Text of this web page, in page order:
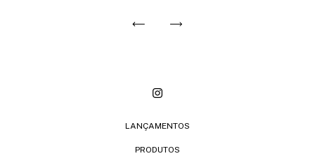
LANÇAMENTOS
PRODUTOS